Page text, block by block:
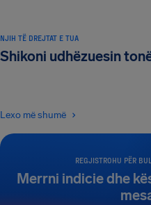
REGJISTROHU PËR
Merrni indicie dhe
NJIH TË DREJTAT E TUA
Shikoni udhëzuesin
Lexo më shumë